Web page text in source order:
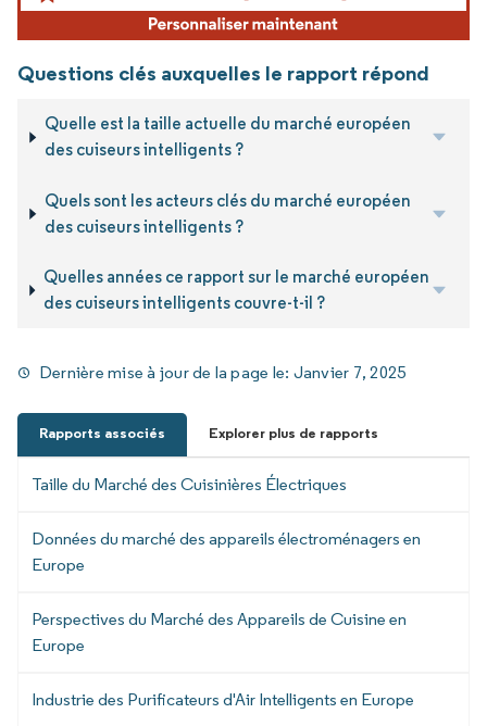
Questions clés auxquelles le rapport répond
Quelle est la taille actuelle du marché européen
des cuiseurs intelligents ?
Quels sont les acteurs clés du marché européen
des cuiseurs intelligents ?
Quelles années ce rapport sur le marché européen
des cuiseurs intelligents couvre-t-il ?
Dernière mise à jour de la page le: Janvier 7, 2025
Rapports associés Explorer plus de rapports
Taille du Marché des Cuisinières Électriques
Données du marché des appareils électroménagers en
Europe
Perspectives du Marché des Appareils de Cuisine en
Europe
Industrie des Purificateurs d'Air Intelligents en Europe